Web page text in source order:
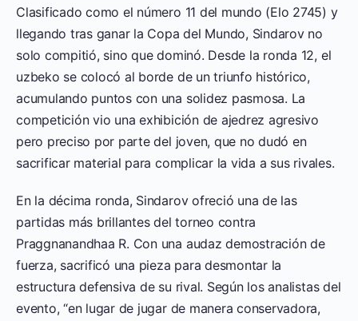
Clasificado como el número 11 del mundo (Elo 2745) y
llegando tras ganar la Copa del Mundo, Sindarov no
solo compitió, sino que dominó. Desde la ronda 12, el
uzbeko se colocó al borde de un triunfo histórico,
acumulando puntos con una solidez pasmosa. La
competición vio una exhibición de ajedrez agresivo
pero preciso por parte del joven, que no dudó en
sacrificar material para complicar la vida a sus rivales.
En la décima ronda, Sindarov ofreció una de las
partidas más brillantes del torneo contra
Praggnanandhaa R. Con una audaz demostración de
fuerza, sacrificó una pieza para desmontar la
estructura defensiva de su rival. Según los analistas del
evento, “en lugar de jugar de manera conservadora,